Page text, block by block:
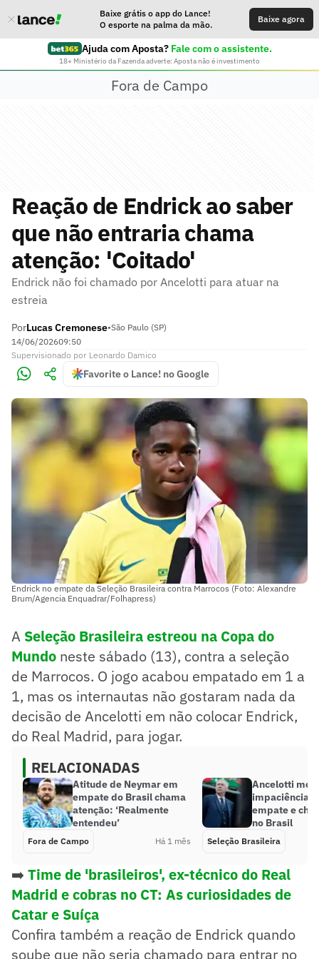
Baixe grátis o app do Lance!
O esporte na palma da mão.
Baixe agora
Ajuda com Aposta? Fale com o assistente.
18+ Ministério da Fazenda adverte: Aposta não é investimento
Fora de Campo
Reação de Endrick ao saber
que não entraria chama
atenção: 'Coitado'
Endrick não foi chamado por Ancelotti para atuar na
estreia
PorLucas Cremonese•São Paulo (SP)
14/06/202609:50
Supervisionado por Leonardo Damico
Favorite o Lance! no Google
Endrick no empate da Seleção Brasileira contra Marrocos (Foto: Alexandre
Brum/Agencia Enquadrar/Folhapress)
A Seleção Brasileira estreou na Copa do
Mundo neste sábado (13), contra a seleção
de Marrocos. O jogo acabou empatado em 1 a
1, mas os internautas não gostaram nada da
decisão de Ancelotti em não colocar Endrick,
do Real Madrid, para jogar.
RELACIONADAS
Atitude de Neymar em
empate do Brasil chama
atenção: ‘Realmente
entendeu’
Fora de Campo Há 1 mês
Ancelotti
impaciência
empate e
no Brasil
Seleção Brasileira
➡️ Time de 'brasileiros', ex-técnico do Real
Madrid e cobras no CT: As curiosidades de
Catar e Suíça
Confira também a reação de Endrick quando
soube que não seria chamado para entrar no